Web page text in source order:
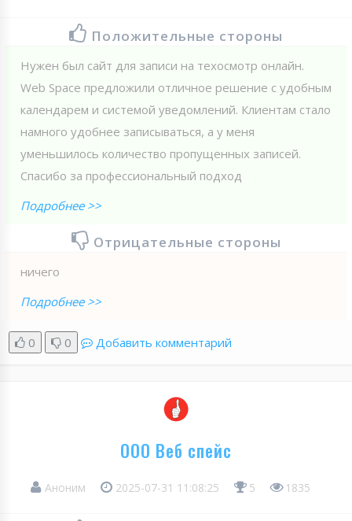
Положительные стороны
Нужен был сайт для записи на техосмотр онлайн.
Web Spaсe предложили отличное решение с удобным
календарем и системой уведомлений. Клиентам стало
намного удобнее записываться, а у меня
уменьшилось количество пропущенных записей.
Спасибо за профессиональный подход
Подробнее >>
Отрицательные стороны
ничего
Подробнее >>
0 0 Добавить комментарий
ООО Веб спейс
Аноним 2025-07-31 11:08:25 5 1835